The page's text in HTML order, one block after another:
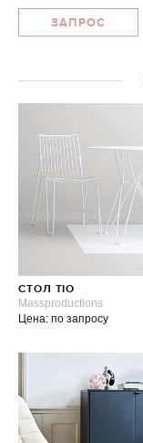
ЗАПРОС
СТОЛ TIO
Massproductions
Цена: по запросу